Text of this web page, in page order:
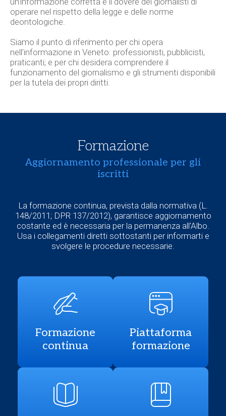
operare nel rispetto della legge e delle norme
deontologiche.
Siamo il punto di riferimento per chi opera
nell'informazione in Veneto: professionisti, pubblicisti,
praticanti; e per chi desidera comprendere il
funzionamento del giornalismo e gli strumenti disponibili
per la tutela dei propri diritti.
Formazione
Aggiornamento professionale per gli
iscritti
La formazione continua, prevista dalla normativa (L.
148/2011; DPR 137/2012), garantisce aggiornamento
costante ed è necessaria per la permanenza all’Albo.
Usa i collegamenti diretti sottostanti per informarti e
svolgere le procedure necessarie.
Formazione
continua
Piattaforma
formazione